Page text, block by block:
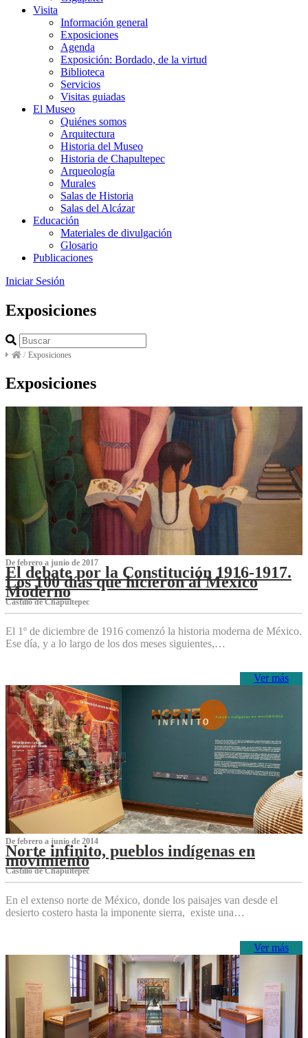
Visita
Información general
Exposiciones
Agenda
Exposición: Bordado, de la virtud
Biblioteca
Servicios
Visitas guiadas
El Museo
Quiénes somos
Arquitectura
Historia del Museo
Historia de Chapultepec
Arqueología
Murales
Salas de Historia
Salas del Alcázar
Educación
Materiales de divulgación
Glosario
Publicaciones
Iniciar Sesión
Exposiciones
/ Exposiciones
Exposiciones
De febrero a junio de 2017
El debate por la Constitución 1916-1917.
Los 100 días que hicieron al México
Moderno
Castillo de Chapultepec
El 1º de diciembre de 1916 comenzó la historia moderna de México.
Ese día, y a lo largo de los dos meses siguientes,…
Ver más
De febrero a junio de 2014
Norte infinito, pueblos indígenas en
movimiento
Castillo de Chapultepec
En el extenso norte de México, donde los paisajes van desde el
desierto costero hasta la imponente sierra, existe una…
Ver más